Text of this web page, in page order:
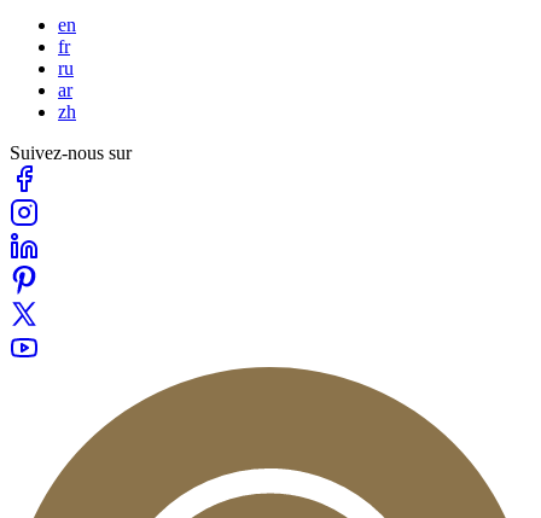
en
fr
ru
ar
zh
Suivez-nous sur